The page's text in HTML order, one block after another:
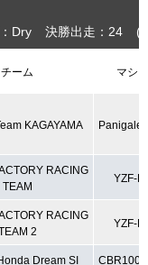
Dry 決勝出走：24
チーム マシン
KAGAYAMA Panigale
RACING
TEAM
YZF-
RACING
2
YZF-
Dream SI